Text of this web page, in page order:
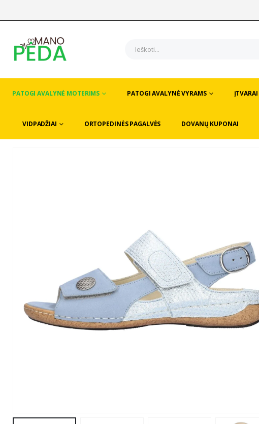
PATOGI AVALYNĖ MOTERIMS PATOGI AVALYNĖ VYRAMS ĮTVARAI
VIDPADŽIAI ORTOPEDINĖS PAGALVĖS DOVANŲ KUPONAI